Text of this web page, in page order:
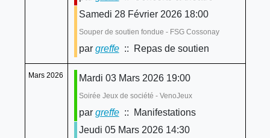
Samedi 28 Février 2026 18:00
Souper de soutien fondue - FSG Cossonay
par greffe:: Repas de soutien
Mars 2026 Mardi 03 Mars 2026 19:00
Soirée Jeux de société - VenoJeux
par greffe:: Manifestations
Jeudi 05 Mars 2026 14:30